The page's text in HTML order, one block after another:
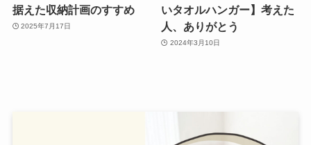
据えた収納計画のすすめ
2025年7月17日
いタオルハンガー】考えた
人、ありがとう
2024年3月10日